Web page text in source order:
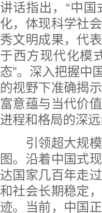
讲话指出，“中
化，体现科学社
秀文明成果，代
于西方现代化模
态”。深入把握中
的视野下准确揭
富意蕴与当代价
进程和格局的深远
引领超大规模
图。沿着中国式
达国家几百年走
和社会长期稳定
迹。当前，中国